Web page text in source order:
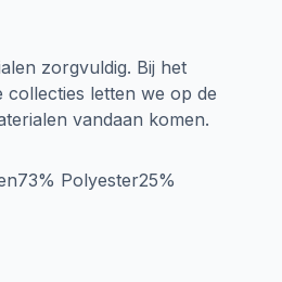
zorgvuldig. Bij het
collecties letten we op de
vandaan komen.
Polyester25%